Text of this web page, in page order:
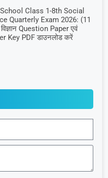
Class 1-8th Social
Quarterly Exam 2026: (11
Question Paper एवं
Key PDF डाउनलोड करें